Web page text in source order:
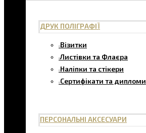
ДРУК ПОЛІГРАФІЇ
Візитки
Листівки та Флаєра
Наліпки та стікери
Сертифікати та дипломи
ПЕРСОНАЛЬНІ АКСЕСУАРИ